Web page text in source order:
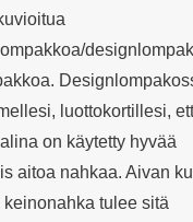
luottokortillesi,
on käytetty hyvää
aitoa nahkaa. Aivan
tulee sitä